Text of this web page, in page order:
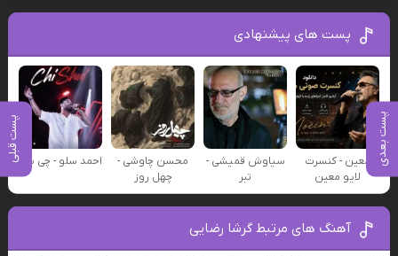
پست بعدی پست قبلی
پست های پیشنهادی
معین - کنسرت
لایو معین
سیاوش قمیشی -
تبر
محسن چاوشی -
چهل روز
احمد سلو - چی شد
آهنگ های مرتبط گرشا رضایی